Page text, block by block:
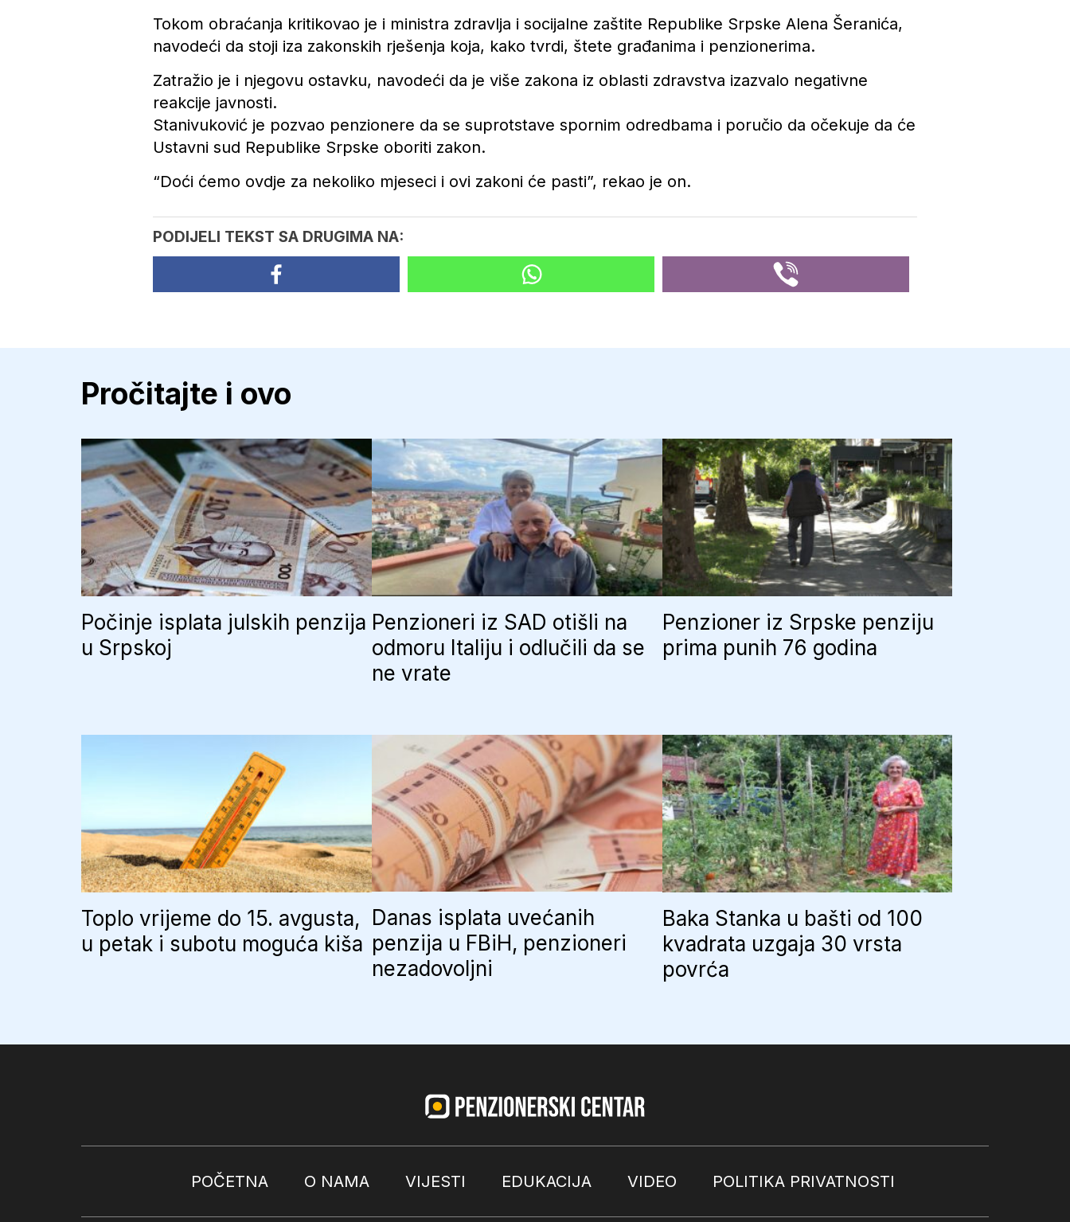
Tokom obraćanja kritikovao je i ministra zdravlja i socijalne zaštite Republike Srpske Alena Šeranića,
navodeći da stoji iza zakonskih rješenja koja, kako tvrdi, štete građanima i penzionerima.
Zatražio je i njegovu ostavku, navodeći da je više zakona iz oblasti zdravstva izazvalo negativne
reakcije javnosti.
Stanivuković je pozvao penzionere da se suprotstave spornim odredbama i poručio da očekuje da će
Ustavni sud Republike Srpske oboriti zakon.
“Doći ćemo ovdje za nekoliko mjeseci i ovi zakoni će pasti”, rekao je on.
PODIJELI TEKST SA DRUGIMA NA:
Pročitajte i ovo
Počinje isplata julskih penzija
u Srpskoj
Penzioneri iz SAD otišli na
odmoru Italiju i odlučili da se
ne vrate
Penzioner iz Srpske penziju
prima punih 76 godina
Toplo vrijeme do 15. avgusta,
u petak i subotu moguća kiša
Danas isplata uvećanih
penzija u FBiH, penzioneri
nezadovoljni
Baka Stanka u bašti od 100
kvadrata uzgaja 30 vrsta
povrća
POČETNA O NAMA VIJESTI EDUKACIJA VIDEO POLITIKA PRIVATNOSTI